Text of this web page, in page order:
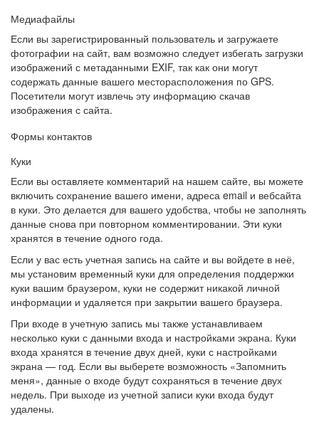
Медиафайлы
Если вы зарегистрированный пользователь и загружаете
фотографии на сайт, вам возможно следует избегать загрузки
изображений с метаданными EXIF, так как они могут
содержать данные вашего месторасположения по GPS.
Посетители могут извлечь эту информацию скачав
изображения с сайта.
Формы контактов
Куки
Если вы оставляете комментарий на нашем сайте, вы можете
включить сохранение вашего имени, адреса email и вебсайта
в куки. Это делается для вашего удобства, чтобы не заполнять
данные снова при повторном комментировании. Эти куки
хранятся в течение одного года.
Если у вас есть учетная запись на сайте и вы войдете в неё,
мы установим временный куки для определения поддержки
куки вашим браузером, куки не содержит никакой личной
информации и удаляется при закрытии вашего браузера.
При входе в учетную запись мы также устанавливаем
несколько куки с данными входа и настройками экрана. Куки
входа хранятся в течение двух дней, куки с настройками
экрана — год. Если вы выберете возможность «Запомнить
меня», данные о входе будут сохраняться в течение двух
недель. При выходе из учетной записи куки входа будут
удалены.